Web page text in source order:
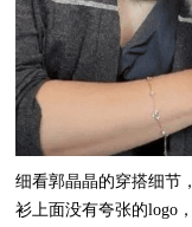
细看郭晶晶的穿搭细节
衫上面没有夸张的logo